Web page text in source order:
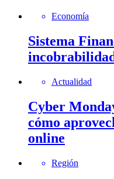
Economía
Sistema
Actualidad
Cyber
cómo
online
Región